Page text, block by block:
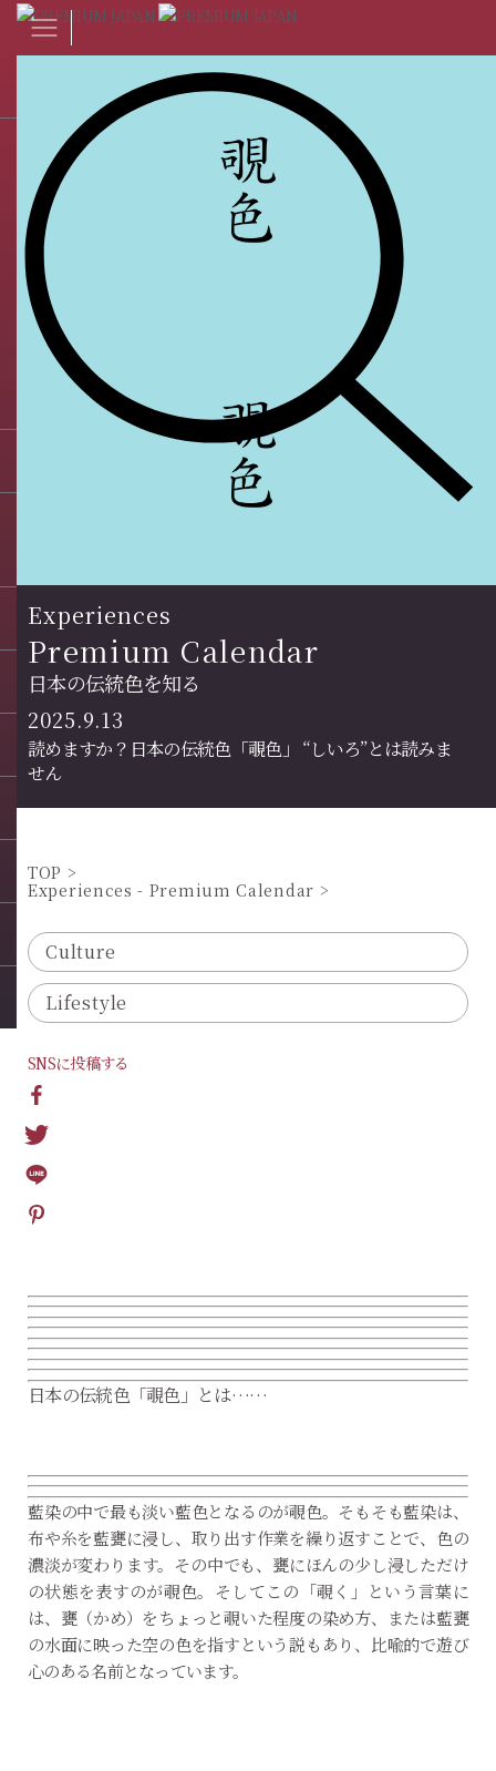
Experiences
Premium Calendar
日本の伝統色を知る
2025.9.13
読めますか？日本の伝統色「覗色」 “しいろ”とは読みま
せん
TOP
Experiences - Premium Calendar
Culture
Lifestyle
SNSに投稿する
日本の伝統色「覗色」とは……
藍染の中で最も淡い藍色となるのが覗色。そもそも藍染は、
布や糸を藍甕に浸し、取り出す作業を繰り返すことで、色の
濃淡が変わります。その中でも、甕にほんの少し浸しただけ
の状態を表すのが覗色。そしてこの「覗く」という言葉に
は、甕（かめ）をちょっと覗いた程度の染め方、または藍甕
の水面に映った空の色を指すという説もあり、比喩的で遊び
心のある名前となっています。